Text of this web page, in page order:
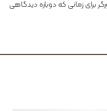
برای زمانی که دوباره دیدگاهی